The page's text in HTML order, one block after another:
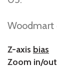
Woodmart
Z-axis bias
Zoom in/